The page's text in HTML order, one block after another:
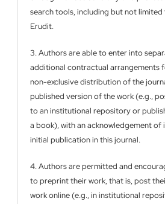
search tools, including but not limited
Erudit.
3. Authors are able to enter into
additional contractual arrangements
non-exclusive distribution of the
published version of the work (e.g.,
to an institutional repository or
a book), with an acknowledgement of
initial publication in this journal.
4. Authors are permitted and
to preprint their work, that is, post
work online (e.g., in institutional